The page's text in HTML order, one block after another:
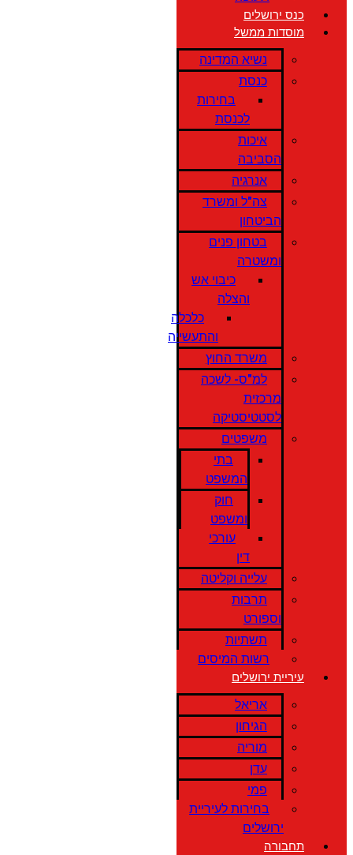
כנס ירושלים
מוסדות ממשל
נשיא המדינה
כנסת
בחירות
לכנסת
איכות
הסביבה
אנרגיה
צה"ל ומשרד
הביטחון
בטחון פנים
ומשטרה
כיבוי אש
והצלה
כלכלה
והתעשייה
משרד החוץ
למ"ס- לשכה
מרכזית
לסטטיסטיקה
משפטים
בתי
המשפט
חוק
ומשפט
עורכי
דין
עלייה וקליטה
תרבות
וספורט
תשתיות
רשות המיסים
עיריית ירושלים
אריאל
הגיחון
מוריה
עדן
פמי
בחירות לעיריית
ירושלים
תחבורה